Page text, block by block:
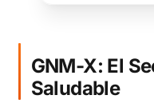
GNM-X: El
Saludable